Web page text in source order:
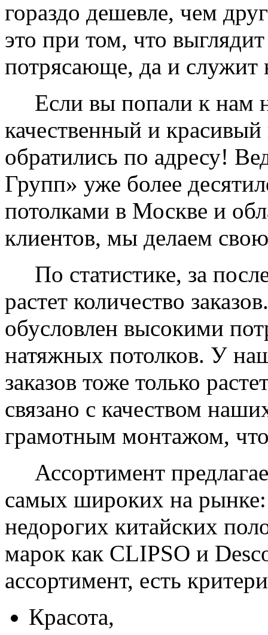
гораздо дешевле, чем
это при том, что
потрясающе, да и служит
Если вы попали к нам
качественный и
обратились по адресу!
Групп» уже более
потолками в Москве и
клиентов, мы делаем
По статистике, за
растет количество
обусловлен высокими
натяжных потолков. У
заказов тоже только
связано с качеством
грамотным монтажом,
Ассортимент
самых широких на
недорогих китайских
марок как CLIPSO и
ассортимент, есть
Красота,